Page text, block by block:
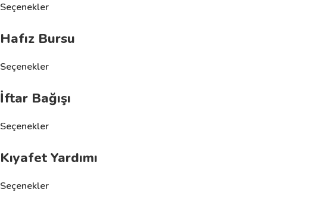
Seçenekler
Hafız Bursu
Seçenekler
İftar Bağışı
Seçenekler
Kıyafet Yardımı
Seçenekler